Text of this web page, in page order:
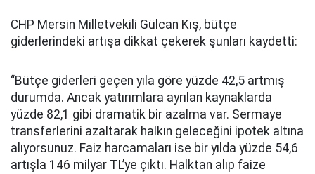
CHP Mersin Milletvekili Gülcan Kış, bütçe
giderlerindeki artışa dikkat çekerek şunları kaydetti:
“Bütçe giderleri geçen yıla göre yüzde 42,5 artmış
durumda. Ancak yatırımlara ayrılan kaynaklarda
yüzde 82,1 gibi dramatik bir azalma var. Sermaye
transferlerini azaltarak halkın geleceğini ipotek altına
alıyorsunuz. Faiz harcamaları ise bir yılda yüzde 54,6
artışla 146 milyar TL’ye çıktı. Halktan alıp faize